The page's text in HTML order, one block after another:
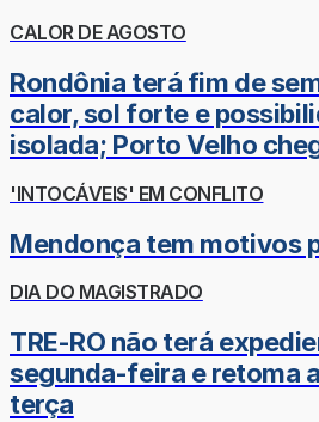
CALOR DE AGOSTO
Rondônia terá fim de
calor, sol forte e
isolada; Porto Velho
'INTOCÁVEIS' EM CONFLITO
Mendonça tem motivos
DIA DO MAGISTRADO
TRE-RO não terá
segunda-feira e retoma
terça